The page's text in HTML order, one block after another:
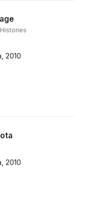
2010
2010